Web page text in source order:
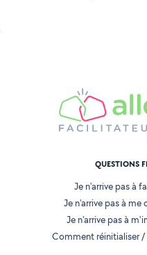
QUESTIONS
Je n'arrive pas à
Je n'arrive pas à
Je n'arrive pas à
Comment réinitialiser